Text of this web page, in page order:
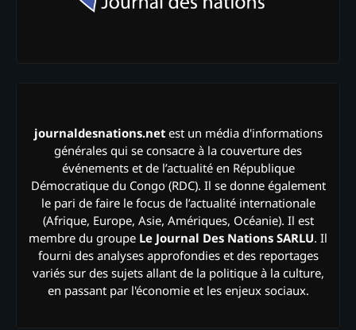
journaldesnations.netest un média d'informations
générales qui se consacre à la couverture des
événements et de l’actualité en République
Démocratique du Congo (RDC). Il se donne également
le pari de faire le focus de l’actualité internationale
(Afrique, Europe, Asie, Amériques, Océanie). Il est
membre du groupe Le Journal Des Nations SARLU. Il
fourni des analyses approfondies et des reportages
variés sur des sujets allant de la politique à la culture,
en passant par l'économie et les enjeux sociaux.